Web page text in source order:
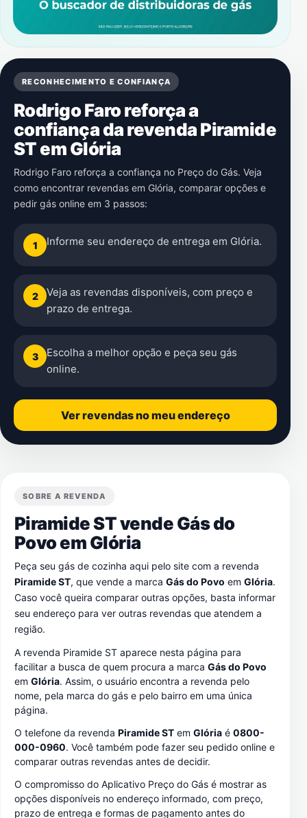
RECONHECIMENTO E CONFIANÇA
Rodrigo Faro reforça a
confiança da revenda Piramide
ST em Glória
Rodrigo Faro reforça a confiança no Preço do Gás. Veja
como encontrar revendas em Glória, comparar opções e
pedir gás online em 3 passos:
1 Informe seu endereço de entrega em Glória.
2
Veja as revendas disponíveis, com preço e
prazo de entrega.
3
Escolha a melhor opção e peça seu gás
online.
Ver revendas no meu endereço
SOBRE A REVENDA
Piramide ST vende Gás do
Povo emGlória
Peça seu gás de cozinha aqui pelo site com a revenda
Piramide ST, que vende a marca Gás do Povo em Glória.
Caso você queira comparar outras opções, basta informar
seu endereço para ver outras revendas que atendem a
região.
A revenda Piramide ST aparece nesta página para
facilitar a busca de quem procura a marca Gás do Povo
em Glória. Assim, o usuário encontra a revenda pelo
nome, pela marca do gás e pelo bairro em uma única
página.
O telefone da revenda Piramide ST em Glória é 0800-
000-0960. Você também pode fazer seu pedido online e
comparar outras revendas antes de decidir.
O compromisso do Aplicativo Preço do Gás é mostrar as
opções disponíveis no endereço informado, com preço,
prazo de entrega e formas de pagamento antes do